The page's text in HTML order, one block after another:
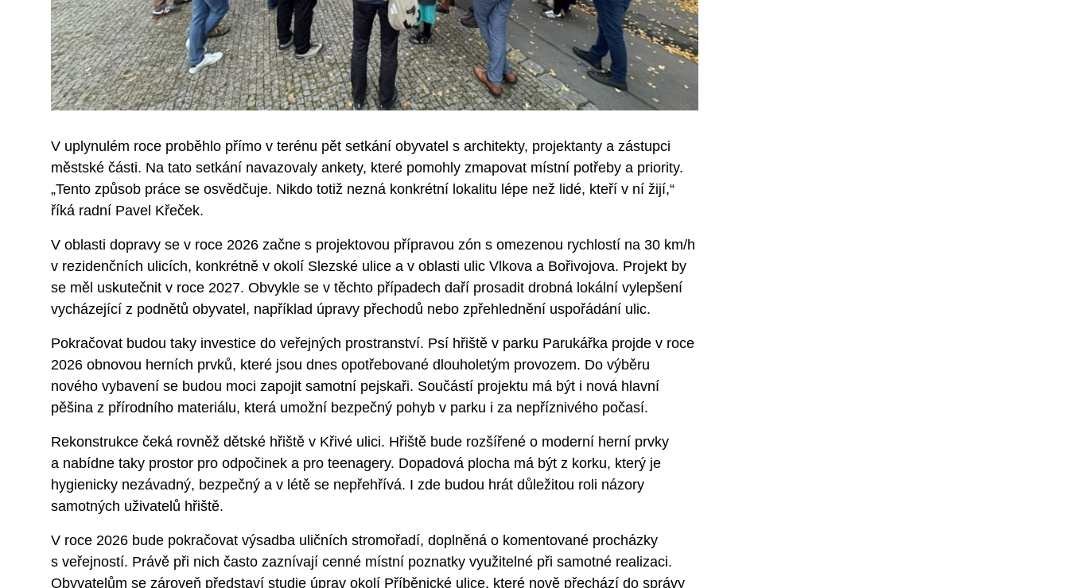
V uplynulém roce proběhlo přímo v terénu pět setkání obyvatel s architekty, projektanty a zástupci
městské části. Na tato setkání navazovaly ankety, které pomohly zmapovat místní potřeby a priority.
„Tento způsob práce se osvědčuje. Nikdo totiž nezná konkrétní lokalitu lépe než lidé, kteří v ní žijí,“
říká radní Pavel Křeček.
V oblasti dopravy se v roce 2026 začne s projektovou přípravou zón s omezenou rychlostí na 30 km/h
v rezidenčních ulicích, konkrétně v okolí Slezské ulice a v oblasti ulic Vlkova a Bořivojova. Projekt by
se měl uskutečnit v roce 2027. Obvykle se v těchto případech daří prosadit drobná lokální vylepšení
vycházející z podnětů obyvatel, například úpravy přechodů nebo zpřehlednění uspořádání ulic.
Pokračovat budou taky investice do veřejných prostranství. Psí hřiště v parku Parukářka projde v roce
2026 obnovou herních prvků, které jsou dnes opotřebované dlouholetým provozem. Do výběru
nového vybavení se budou moci zapojit samotní pejskaři. Součástí projektu má být i nová hlavní
pěšina z přírodního materiálu, která umožní bezpečný pohyb v parku i za nepříznivého počasí.
Rekonstrukce čeká rovněž dětské hřiště v Křivé ulici. Hřiště bude rozšířené o moderní herní prvky
a nabídne taky prostor pro odpočinek a pro teenagery. Dopadová plocha má být z korku, který je
hygienicky nezávadný, bezpečný a v létě se nepřehřívá. I zde budou hrát důležitou roli názory
samotných uživatelů hřiště.
V roce 2026 bude pokračovat výsadba uličních stromořadí, doplněná o komentované procházky
s veřejností. Právě při nich často zaznívají cenné místní poznatky využitelné při samotné realizaci.
Obyvatelům se zároveň představí studie úprav okolí Příběnické ulice, které nově přechází do správy